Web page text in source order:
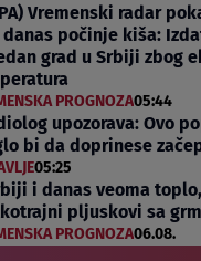
Vremenski radar
počinje kiša:
grad u Srbiji zbog
PROGNOZA05:44
upozorava: Ovo
bi da doprinese
05:25
i danas veoma
pljuskovi sa
PROGNOZA06.08.